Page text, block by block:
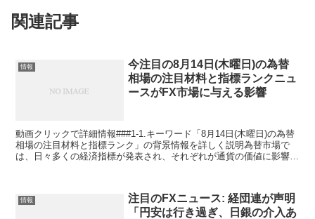
関連記事
情報
今注目の8月14日(木曜日)の為替
相場の注目材料と指標ランクニュ
ースがFX市場に与える影響
動画クリックで詳細情報###1-1.キーワード「8月14日(木曜日)の為替
相場の注目材料と指標ランク」の背景情報を詳しく説明為替市場で
は、日々多くの経済指標が発表され、それぞれが通貨の価値に影響を
情報
注目のFXニュース: 経団連が声明
「円安は行き過ぎ、日銀の介入あ